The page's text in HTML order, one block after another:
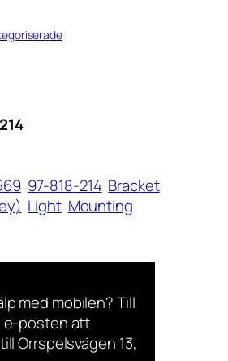
97-818-214 Bracket
Light Mounting
med mobilen? Till
e-posten att
Orrspelsvägen 13,